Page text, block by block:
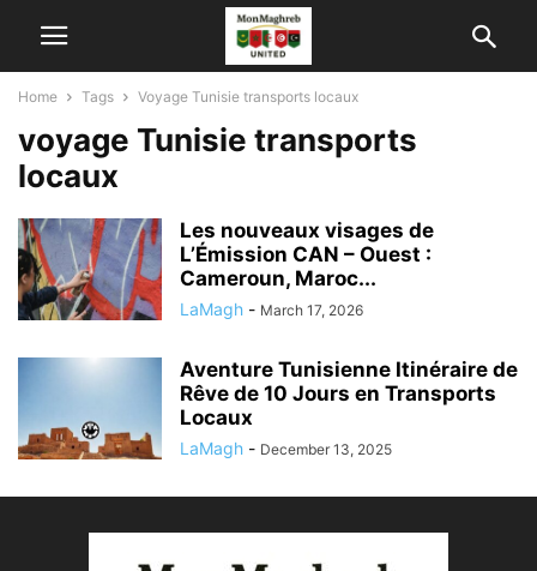
Home Tags Voyage Tunisie transports locaux
voyage Tunisie transports
locaux
Les nouveaux visages de
L’Émission CAN – Ouest :
Cameroun, Maroc...
LaMagh - March 17, 2026
Aventure Tunisienne Itinéraire de
Rêve de 10 Jours en Transports
Locaux
LaMagh - December 13, 2025